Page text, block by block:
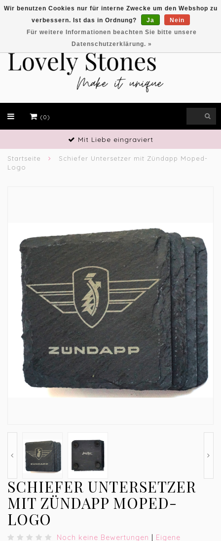
EUR
(0)
Handwerkliches Geschick
Startseite
Schiefer Untersetzer mit Zündapp Moped-
Logo
SCHIEFER UNTERSETZER
MIT ZÜNDAPP MOPED-
LOGO
Noch keine Bewertungen | Eigene
Wir benutzen Cookies nur für interne Zwecke um den Webshop zu
verbessern. Ist das in Ordnung?
Ja
Nein
Für weitere Informationen beachten Sie bitte unsere
Datenschutzerklärung. »